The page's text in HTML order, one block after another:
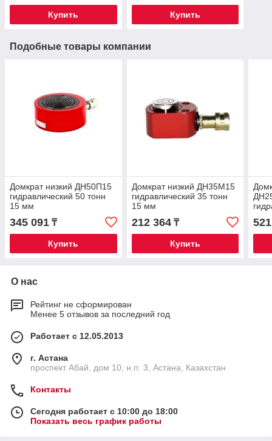
Купить Купить
Подобные товары компании
Домкрат низкий ДН50П15
гидравлический 50 тонн
15 мм
345 091 ₸
Купить
Домкрат низкий ДН35М15
гидравлический 35 тонн
15 мм
212 364₸
Купить
О нас
Рейтинг не сформирован
Менее 5 отзывов за последний год
Работает с 12.05.2013
г. Астана
проспект Абай, дом 10, н.п. 3, Астана, Казахстан
Контакты
Сегодня работает с 10:00 до 18:00
Показать весь график работы